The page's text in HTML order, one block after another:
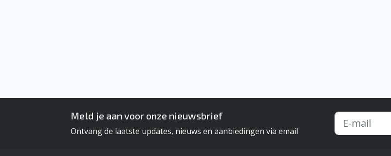
Meld je aan voor onze nieuwsbrief
Ontvang de laatste updates, nieuws en aanbiedingen via email